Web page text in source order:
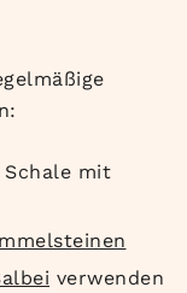
mit
verwenden